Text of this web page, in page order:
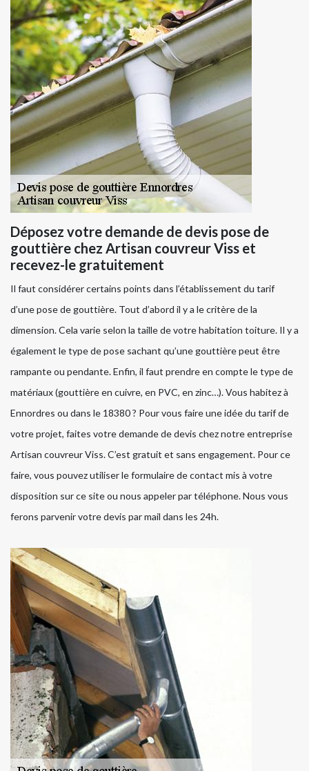
Déposez votre demande de devis pose de
gouttière chez Artisan couvreur Viss et
recevez-le gratuitement
Il faut considérer certains points dans l’établissement du tarif
d’une pose de gouttière. Tout d’abord il y a le critère de la
dimension. Cela varie selon la taille de votre habitation toiture. Il y a
également le type de pose sachant qu’une gouttière peut être
rampante ou pendante. Enfin, il faut prendre en compte le type de
matériaux (gouttière en cuivre, en PVC, en zinc…). Vous habitez à
Ennordres ou dans le 18380 ? Pour vous faire une idée du tarif de
votre projet, faites votre demande de devis chez notre entreprise
Artisan couvreur Viss. C’est gratuit et sans engagement. Pour ce
faire, vous pouvez utiliser le formulaire de contact mis à votre
disposition sur ce site ou nous appeler par téléphone. Nous vous
ferons parvenir votre devis par mail dans les 24h.